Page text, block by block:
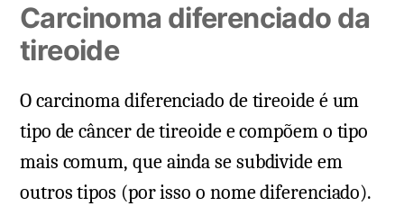
Carcinoma diferenciado da
tireoide
O carcinoma diferenciado de tireoide é um
tipo de câncer de tireoide e compõem o tipo
mais comum, que ainda se subdivide em
outros tipos (por isso o nome diferenciado).